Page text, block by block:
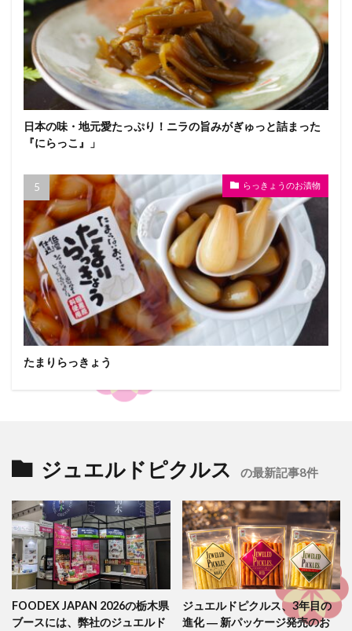
日本の味・地元愛たっぷり！ニラの旨みがぎゅっと詰まった
『にらっこ』」
らっきょうのお漬物
たまりらっきょう
ジュエルドピクルス の最新記事8件
FOODEX JAPAN 2026の栃木県
ブースには、弊社のジュエルド
ジュエルドピクルス、3年目の
進化 ― 新パッケージ発売のお